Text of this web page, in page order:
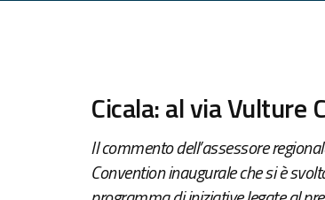
Cicala: al via Vulture
Il commento dell’assessore
Convention inaugurale che si è